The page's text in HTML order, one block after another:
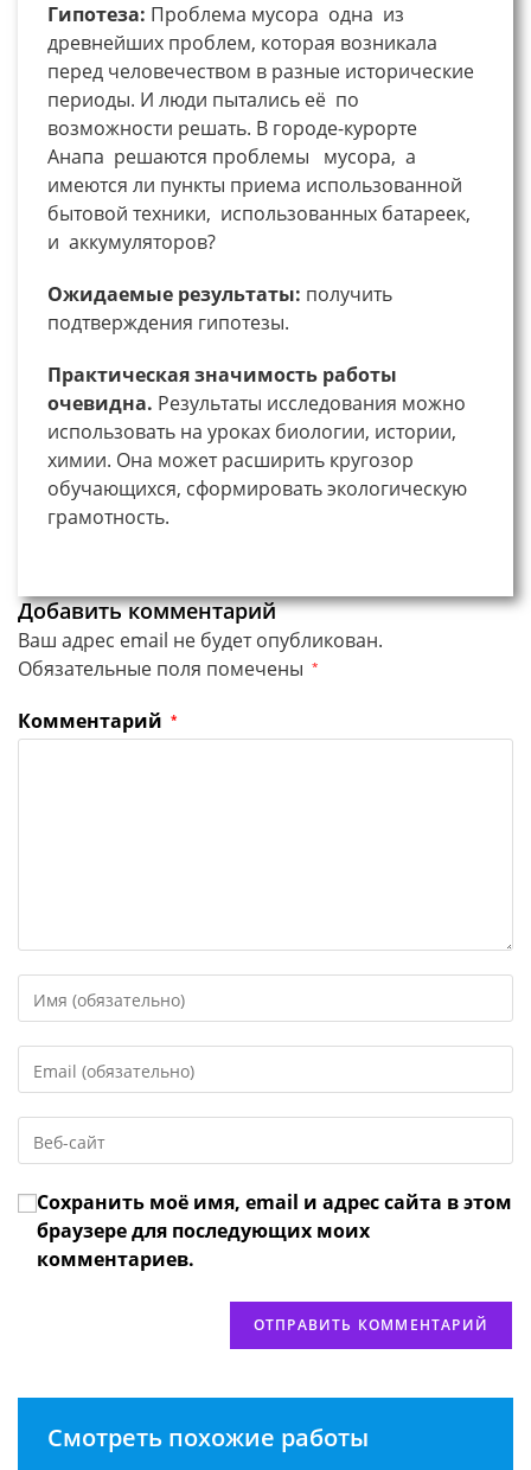
Гипотеза: Проблема мусора одна из
древнейших проблем, которая возникала
перед человечеством в разные исторические
периоды. И люди пытались её по
возможности решать. В городе-курорте
Анапа решаются проблемы мусора, а
имеются ли пункты приема использованной
бытовой техники, использованных батареек,
и аккумуляторов?
Ожидаемые результаты: получить
подтверждения гипотезы.
Практическая значимость работы
очевидна. Результаты исследования можно
использовать на уроках биологии, истории,
химии. Она может расширить кругозор
обучающихся, сформировать экологическую
грамотность.
Добавить комментарий
Ваш адрес email не будет опубликован.
Обязательные поля помечены *
Комментарий *
свое
или
имя
чтобы
прокомментировать
свой
адрес,
чтобы
URL
веб-
сайта
(необязательно)
Сохранить моё имя, email и адрес сайта в этом
браузере для последующих моих
комментариев.
Смотреть похожие работы